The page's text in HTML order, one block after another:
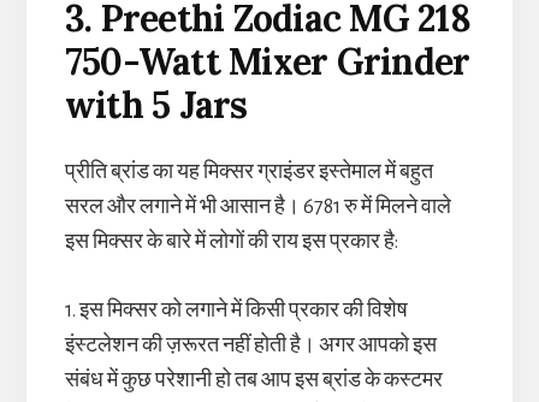
3. Preethi Zodiac MG 218
750-Watt Mixer Grinder
with 5 Jars
प्रीति ब्रांड का यह मिक्सर ग्राइंडर इस्तेमाल में बहुत
सरल और लगाने में भी आसान है। 6781 रु में मिलने वाले
इस मिक्सर के बारे में लोगों की राय इस प्रकार है:
1. इस मिक्सर को लगाने में किसी प्रकार की विशेष
इंस्टलेशन की ज़रूरत नहीं होती है। अगर आपको इस
संबंध में कुछ परेशानी हो तब आप इस ब्रांड के कस्टमर